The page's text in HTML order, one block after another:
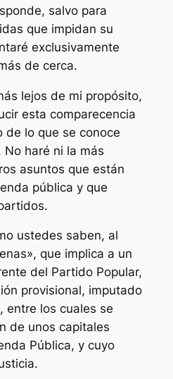
salvo para
que impidan su
exclusivamente
de cerca.
lejos de mi propósito,
esta comparecencia
de lo que se conoce
No haré ni la más
asuntos que están
pública y que
ustedes saben, al
que implica a un
del Partido Popular,
provisional, imputado
entre los cuales se
de unos capitales
Pública, y cuyo